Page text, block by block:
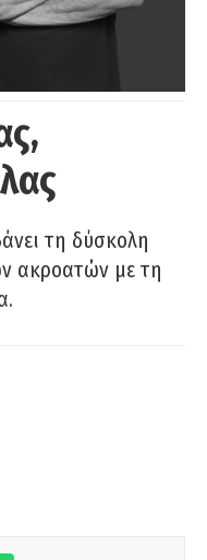
τη δύσκολη
ακροατών με τη